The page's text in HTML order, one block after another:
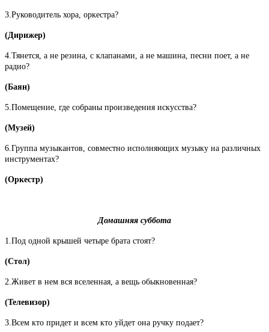
3.Руководитель хора, оркестра?
(Дирижер)
4.Тянется, а не резина, с клапанами, а не машина, песни поет, а не
радио?
(Баян)
5.Помещение, где собраны произведения искусства?
(Музей)
6.Группа музыкантов, совместно исполняющих музыку на различных
инструментах?
(Оркестр)
Домашняя суббота
1.Под одной крышей четыре брата стоят?
(Стол)
2.Живет в нем вся вселенная, а вещь обыкновенная?
(Телевизор)
3.Всем кто придет и всем кто уйдет она ручку подает?